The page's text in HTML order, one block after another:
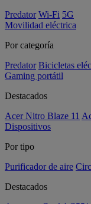
Predator Wi-Fi 5G
Movilidad eléctrica
Por categoría
Predator Bicicletas
Gaming portátil
Destacados
Acer Nitro Blaze 11
Dispositivos
Por tipo
Purificador de aire
Destacados